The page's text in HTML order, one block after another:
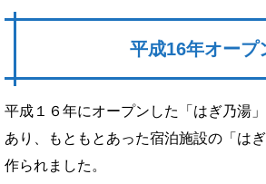
平成16年オープ
平成１６年にオープンした「はぎ乃湯
あり、もともとあった宿泊施設の「は
作られました。